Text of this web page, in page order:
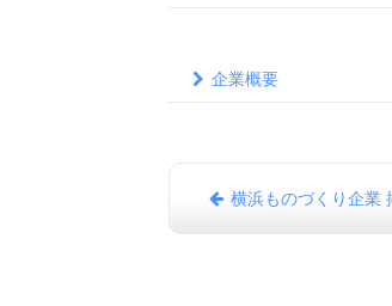
企業概要
横浜ものづくり企業